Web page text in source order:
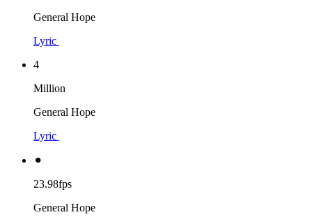
General Hope
Lyric
4
Million
General Hope
Lyric
⚫︎
23.98fps
General Hope